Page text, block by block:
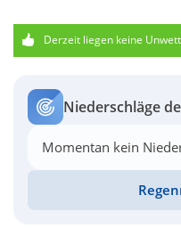
Derzeit liegen keine
Niederschläge
Momentan kein